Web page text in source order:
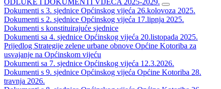
ODLUKE I DOKUMENTI VIJEĆA 2025-2029.
Dokumenti s 3. sjednice Općinskog vijeća 26.kolovoza 2025.
Dokumenti s 2. sjednice Općinskog vijeća 17.lipnja 2025.
Dokumenti s konstituirajuće sjednice
Dokumenti sa 4. sjednice Općinskog vijeća 20.listopada 2025.
Prijedlog Strategije zelene urbane obnove Općine Kotoriba za
usvajanje na Općinskom vijeću
Dokumenti sa 7. sjednice Općinskog vijeća 12.3.2026.
Dokumenti s 9. sjednice Općinskog vijeća Općine Kotoriba 28.
travnja 2026.